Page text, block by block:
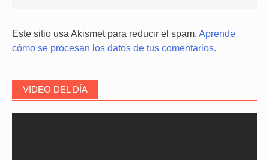
Este sitio usa Akismet para reducir el spam. Aprende
cómo se procesan los datos de tus comentarios.
VIDEO DEL DÍA